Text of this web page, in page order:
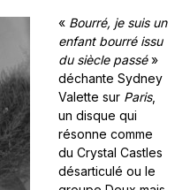
« Bourré, je suis un
enfant bourré issu
du siècle passé»
déchante Sydney
Valette sur Paris,
un disque qui
résonne comme
du Crystal Castles
désarticulé ou le